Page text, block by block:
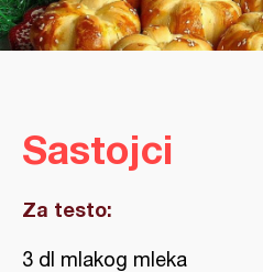
Sastojci
Za testo:
3 dl mlakog mleka